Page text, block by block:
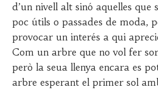
d’un nivell alt sinó aquelles que
poc útils o passades de moda,
provocar un interés a qui
Com un arbre que no vol fer
però la seua llenya encara es
arbre esperant el primer sol